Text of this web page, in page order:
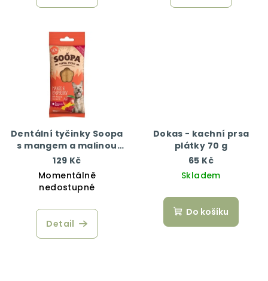
Dentální tyčinky Soopa
s mangem a malinou
100 g
129 Kč
Momentálně
nedostupné
Detail
Dokas - kachní prsa
plátky 70 g
65 Kč
Skladem
Do košíku